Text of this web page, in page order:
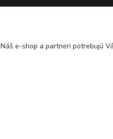
Náš e-shop a partneri potrebujú